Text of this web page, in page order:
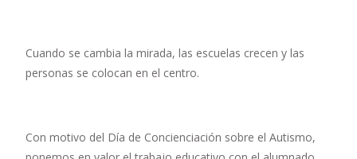
Cuando se cambia la mirada, las escuelas crecen y las
personas se colocan en el centro.
Con motivo del Día de Concienciación sobre el Autismo,